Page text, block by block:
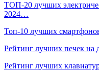
ТОП-20 лучших
2024…
Топ-10 лучших
Рейтинг лучших печек на
Рейтинг лучших